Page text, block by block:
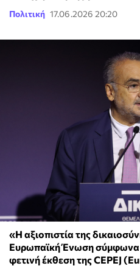
Πολιτική 17.06.2026 20:20
«Η αξιοπιστία της
Ευρωπαϊκή Ένωση σύμφωνα
φετινή έκθεση της CEPEJ